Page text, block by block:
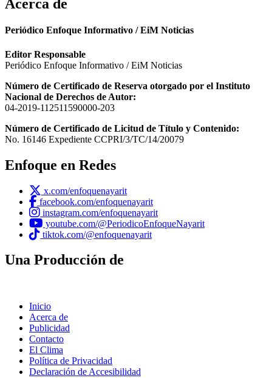
Acerca de
Periódico Enfoque Informativo / EiM Noticias
Editor Responsable
Periódico Enfoque Informativo / EiM Noticias
Número de Certificado de Reserva otorgado por el Instituto
Nacional de Derechos de Autor:
04-2019-112511590000-203
Número de Certificado de Licitud de Título y Contenido:
No. 16146 Expediente CCPRI/3/TC/14/20079
Enfoque en Redes
x.com/enfoquenayarit
facebook.com/enfoquenayarit
instagram.com/enfoquenayarit
youtube.com/@PeriodicoEnfoqueNayarit
tiktok.com/@enfoquenayarit
Una Producción de
Inicio
Acerca de
Publicidad
Contacto
El Clima
Política de Privacidad
Declaración de Accesibilidad